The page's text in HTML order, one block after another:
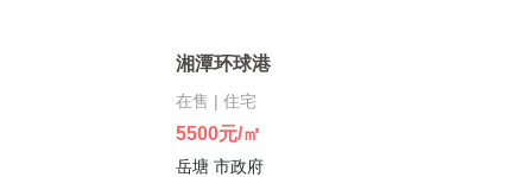
湘潭环球港
在售 | 住宅
5500元/㎡
岳塘 市政府